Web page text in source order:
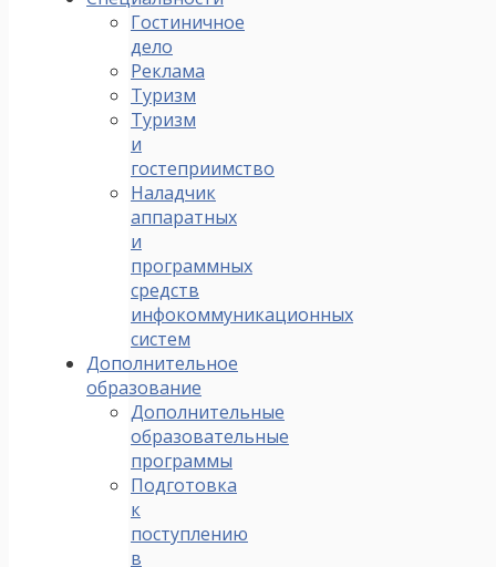
Гостиничное
дело
Реклама
Туризм
Туризм
и
гостеприимство
Наладчик
аппаратных
и
программных
средств
инфокоммуникационных
систем
Дополнительное
образование
Дополнительные
образовательные
программы
Подготовка
к
поступлению
в